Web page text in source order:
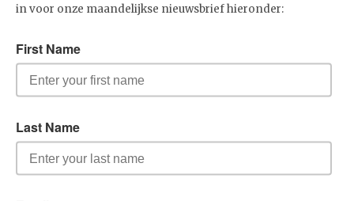
in voor onze maandelijkse nieuwsbrief hieronder: